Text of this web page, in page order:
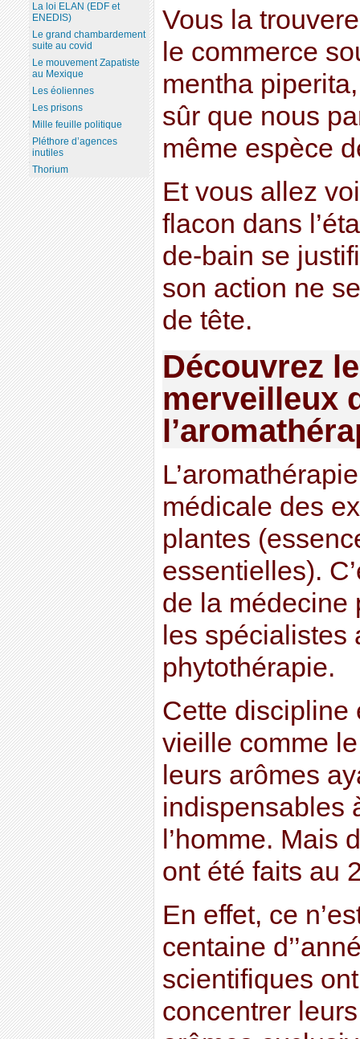
Vous la
le commerce
mentha
sûr que nous
même espèce
Et vous allez
flacon dans
de-bain se
son action ne
de tête.
Découvrez
merveilleux
médicale des
plantes
essentielles).
de la médecine
les spécialistes
phytothérapie.
Cette discipline
vieille comme
leurs arômes
indispensables
l’homme. Mais
ont été faits au
En effet, ce
centaine
scientifiques
concentrer
La loi ELAN (EDF et
ENEDIS)
Le grand chambardement
suite au covid
Le mouvement Zapatiste
au Mexique
Les éoliennes
Les prisons
Mille feuille politique
Pléthore d’agences
inutiles
Thorium